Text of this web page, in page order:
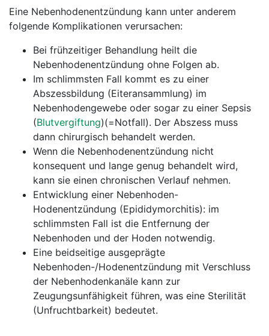
Eine Nebenhodenentzündung kann unter anderem
folgende Komplikationen verursachen:
Bei frühzeitiger Behandlung heilt die
Nebenhodenentzündung ohne Folgen ab.
Im schlimmsten Fall kommt es zu einer
Abszessbildung (Eiteransammlung) im
Nebenhodengewebe oder sogar zu einer Sepsis
(Blutvergiftung)(=Notfall). Der Abszess muss
dann chirurgisch behandelt werden.
Wenn die Nebenhodenentzündung nicht
konsequent und lange genug behandelt wird,
kann sie einen chronischen Verlauf nehmen.
Entwicklung einer Nebenhoden-
Hodenentzündung (Epididymorchitis): im
schlimmsten Fall ist die Entfernung der
Nebenhoden und der Hoden notwendig.
Eine beidseitige ausgeprägte
Nebenhoden-/Hodenentzündung mit Verschluss
der Nebenhodenkanäle kann zur
Zeugungsunfähigkeit führen, was eine Sterilität
(Unfruchtbarkeit) bedeutet.